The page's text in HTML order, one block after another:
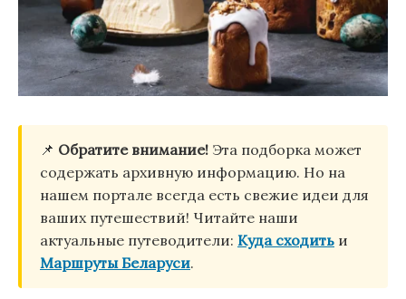
📌 Обратите внимание! Эта подборка может
содержать архивную информацию. Но на
нашем портале всегда есть свежие идеи для
ваших путешествий! Читайте наши
актуальные путеводители: Куда сходить и
Маршруты Беларуси.